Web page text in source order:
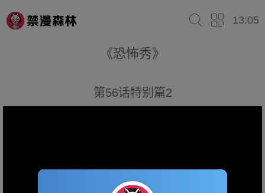
13:05
《恐怖秀》
第56话特别篇2